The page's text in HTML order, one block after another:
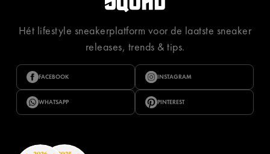
Hét lifestyle sneakerplatform voor de laatste sneaker
releases, trends & tips.
FACEBOOK INSTAGRAM
WHATSAPP PINTEREST